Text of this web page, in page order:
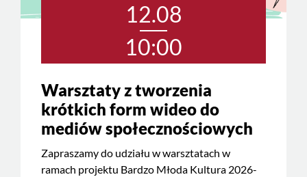
12.08
10:00
Warsztaty z tworzenia
krótkich form wideo do
mediów społecznościowych
Zapraszamy do udziału w warsztatach w
ramach projektu Bardzo Młoda Kultura 2026-